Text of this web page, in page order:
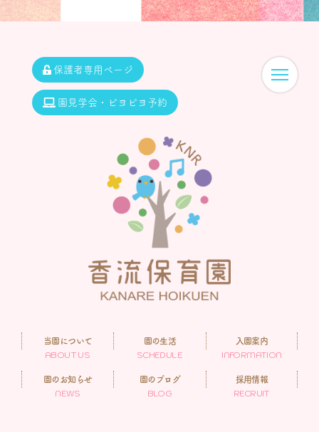
保護者専用ページ
園見学会・ピヨピヨ予約
当園について
ABOUT US
園の生活
SCHEDULE
入園案内
INFORMATION
園のお知らせ
NEWS
園のブログ
BLOG
採用情報
RECRUIT